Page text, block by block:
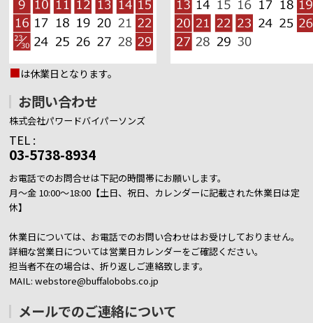
■は休業日となります。
お問い合わせ
株式会社パワードバイパーソンズ
TEL :
03-5738-8934
お電話でのお問合せは下記の時間帯にお願いします。
月～金 10:00～18:00【土日、祝日、カレンダーに記載された休業日は定
休】
休業日については、お電話でのお問い合わせはお受けしておりません。
詳細な営業日については営業日カレンダーをご確認ください。
担当者不在の場合は、折り返しご連絡致します。
MAIL: webstore@buffalobobs.co.jp
メールでのご連絡について